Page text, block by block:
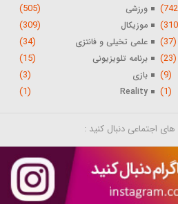
ورزشی (505)
موزیکال (309)
(37) علمی تخیلی و فانتزی (34)
(23) برنامه تلویزیونی (15)
(9) بازی (3)
(1)
Reality
(1)
های اجتماعی دنبال کنید :